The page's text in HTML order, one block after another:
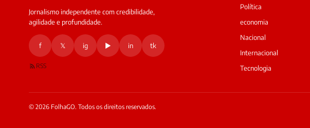
Jornalismo independente com credibilidade,
agilidade e profundidade.
f 𝕏 ig ▶ in tk
RSS
Política
economia
Nacional
Internacional
Tecnologia
© 2026 FolhaGO. Todos os direitos reservados.